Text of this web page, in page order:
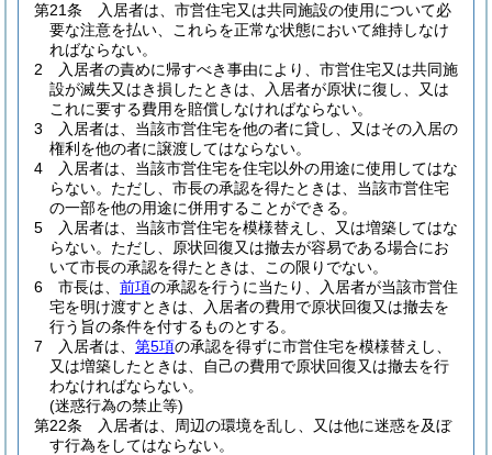
第21条
入居者は、市営住宅又は共同施設の使用について必
要な注意を払い、これらを正常な状態において維持しなけ
ればならない。
2
入居者の責めに帰すべき事由により、市営住宅又は共同施
設が滅失又はき損したときは、入居者が原状に復し、又は
これに要する費用を賠償しなければならない。
3
入居者は、当該市営住宅を他の者に貸し、又はその入居の
権利を他の者に譲渡してはならない。
4
入居者は、当該市営住宅を住宅以外の用途に使用してはな
らない。 ただし、市長の承認を得たときは、当該市営住宅
の一部を他の用途に併用することができる。
5
入居者は、当該市営住宅を模様替えし、又は増築してはな
らない。 ただし、原状回復又は撤去が容易である場合にお
いて市長の承認を得たときは、この限りでない。
6
市長は、 前項の承認を行うに当たり、入居者が当該市営住
宅を明け渡すときは、入居者の費用で原状回復又は撤去を
行う旨の条件を付するものとする。
7
入居者は、 第5項の承認を得ずに市営住宅を模様替えし、
又は増築したときは、自己の費用で原状回復又は撤去を行
わなければならない。
(迷惑行為の禁止等)
第22条
入居者は、周辺の環境を乱し、又は他に迷惑を及ぼ
す行為をしてはならない。